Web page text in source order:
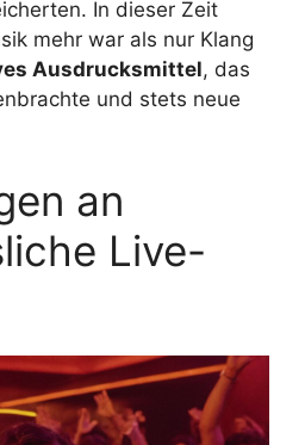
In dieser Zeit
mehr war als nur Klang
Ausdrucksmittel, das
und stets neue
an
Live-